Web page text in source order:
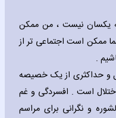
یکسان نیست ، من ممکن
ممکن است اجتماعی تر از
.
و حداکثری از یک خصیصه
است . افسردگی و غم
و نگرانی برای مراسم